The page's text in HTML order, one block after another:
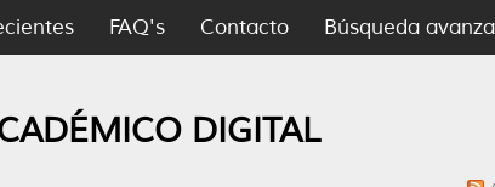
FAQ's Contacto Búsqueda
DIGITAL